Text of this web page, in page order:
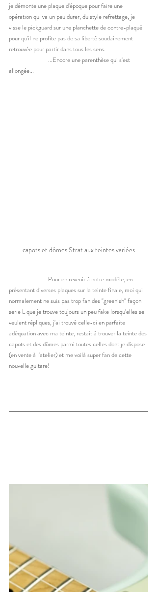
je démonte une plaque d'époque pour faire une
opération qui va un peu durer, du style refrettage, je
visse le pickguard sur une planchette de contre-plaqué
pour qu'il ne profite pas de sa liberté soudainement
retrouvée pour partir dans tous les sens.
allongée...
capots et dômes Strat aux teintes variées
présentant diverses plaques sur la teinte finale, moi qui
normalement ne suis pas trop fan des "greenish" façon
serie L que je trouve toujours un peu fake lorsqu'elles se
veulent répliques, j'ai trouvé celle-ci en parfaite
adéquation avec ma teinte, restait à trouver la teinte des
capots et des dômes parmi toutes celles dont je dispose
(en vente à l'atelier) et me voilà super fan de cette
nouvelle guitare!